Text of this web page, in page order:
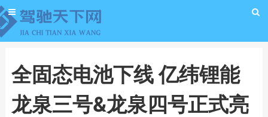
全固态电池下线 亿纬锂能
龙泉三号&龙泉四号正式亮